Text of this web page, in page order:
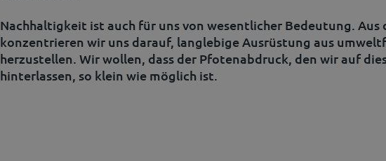
Nachhaltigkeit ist auch für uns von wesentlicher Bedeutung. Aus
konzentrieren wir uns darauf, langlebige Ausrüstung aus
herzustellen. Wir wollen, dass der Pfotenabdruck, den wir auf
hinterlassen, so klein wie möglich ist.